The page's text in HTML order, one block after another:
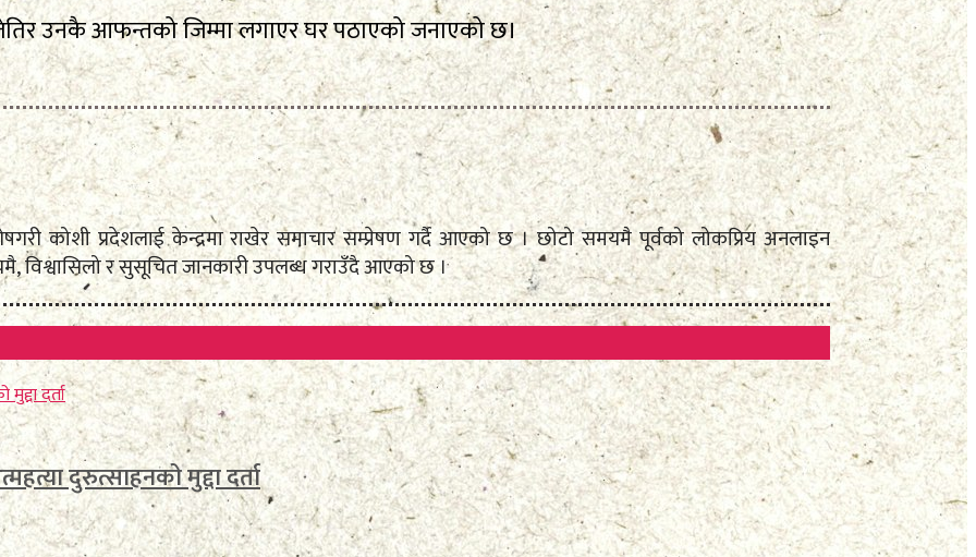
उनकै आफन्तको जिम्मा लगाएर घर पठाएको जनाएको छ।
कोशी प्रदेशलाई केन्द्रमा राखेर समाचार सम्प्रेषण गर्दै आएको छ । छोटो समयमै पूर्वको लोकप्रिय अनलाइन
विश्वासिलो र सुसूचित जानकारी उपलब्ध गराउँदै आएको छ ।
दुरुत्साहनको मुद्दा दर्ता